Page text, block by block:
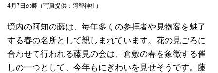
4月7日の藤（写真提供：阿智神社）
境内の阿知の藤は、毎年多くの参拝者や見物客を魅了
する春の名所として親しまれています。花の見ごろに
合わせて行われる藤見の会は、倉敷の春を象徴する催
しの一つとして、今年もにぎわいを見せそうです。藤